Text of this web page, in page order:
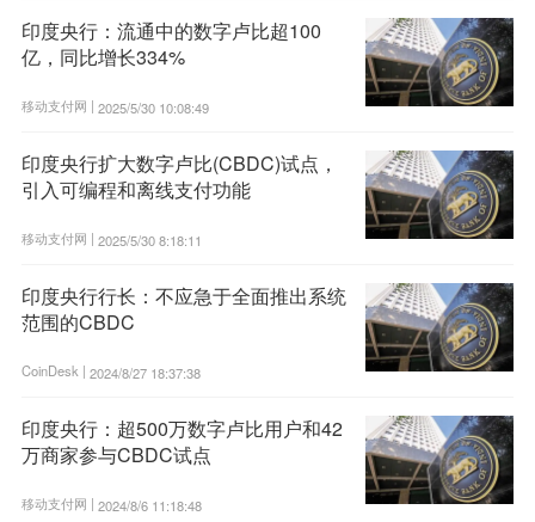
印度央行：流通中的数字卢比超100
亿，同比增长334%
移动支付网 | 2025/5/30 10:08:49
印度央行扩大数字卢比(CBDC)试点，
引入可编程和离线支付功能
移动支付网 | 2025/5/30 8:18:11
印度央行行长：不应急于全面推出系统
范围的CBDC
CoinDesk | 2024/8/27 18:37:38
印度央行：超500万数字卢比用户和42
万商家参与CBDC试点
移动支付网 | 2024/8/6 11:18:48